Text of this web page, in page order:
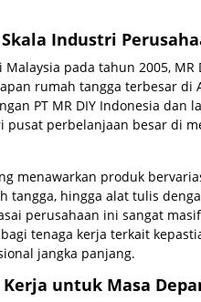
Industri
pada tahun 2005,
rumah tangga terbesar di
PT MR DIY Indonesia dan
pusat perbelanjaan besar di
menawarkan produk
tangga, hingga alat tulis
perusahaan ini sangat
tenaga kerja terkait
jangka panjang.
untuk Masa